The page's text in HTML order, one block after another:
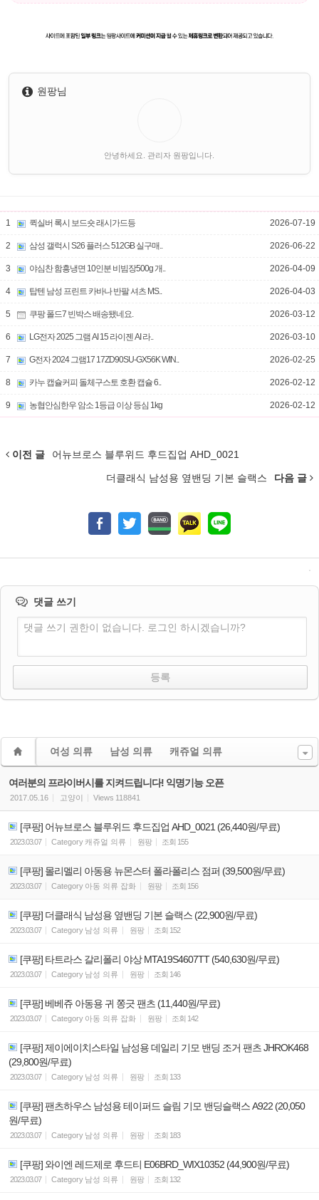
원팡님
안녕하세요. 관리자 원팡입니다.
1 퀵실버 록시 보드숏 래시가드등 2026-07-19
2 삼성 갤럭시 S26 플러스 512GB 실구매.. 2026-06-22
3 야심찬 함흥냉면 10인분 비빔장500g 개.. 2026-04-09
4 탑텐 남성 프린트 카바나 반팔 셔츠 MS.. 2026-04-03
5 쿠팡 폴드7 빈박스 배송됐네요. 2026-03-12
6 LG전자 2025 그램 AI 15 라이젠 AI 라.. 2026-03-10
7 G전자 2024 그램17 17ZD90SU-GX56K WIN.. 2026-02-25
8 카누 캡슐커피 돌체구스토 호환 캡슐 6.. 2026-02-12
9 농협안심한우 암소 1등급 이상 등심 1kg 2026-02-12
이전 글 어뉴브로스 블루위드 후드집업 AHD_0021
더클래식 남성용 옆밴딩 기본 슬랙스 다음 글
댓글 쓰기
댓글 쓰기 권한이 없습니다. 로그인 하시겠습니까?
여성 의류 남성 의류 캐쥬얼 의류
여러분의 프라이버시를 지켜드립니다! 익명기능 오픈
2017.05.16 고양이 Views 118841
[쿠팡] 어뉴브로스 블루위드 후드집업 AHD_0021 (26,440원/무료)
2023.03.07 Category 캐쥬얼 의류 원팡 조회 155
[쿠팡] 몰리멜리 아동용 뉴몬스터 폴라폴리스 점퍼 (39,500원/무료)
2023.03.07 Category 아동 의류 잡화 원팡 조회 156
[쿠팡] 더클래식 남성용 옆밴딩 기본 슬랙스 (22,900원/무료)
2023.03.07 Category 남성 의류 원팡 조회 152
[쿠팡] 타트라스 갈리폴리 야상 MTA19S4607TT (540,630원/무료)
2023.03.07 Category 남성 의류 원팡 조회 146
[쿠팡] 베베쥬 아동용 귀 쫑긋 팬츠 (11,440원/무료)
2023.03.07 Category 아동 의류 잡화 원팡 조회 142
[쿠팡] 제이에이치스타일 남성용 데일리 기모 밴딩 조거 팬츠 JHROK468
(29,800원/무료)
2023.03.07 Category 남성 의류 원팡 조회 133
[쿠팡] 팬츠하우스 남성용 테이퍼드 슬림 기모 밴딩슬랙스 A922 (20,050
원/무료)
2023.03.07 Category 남성 의류 원팡 조회 183
[쿠팡] 와이엔 레드제로 후드티 E06BRD_WIX10352 (44,900원/무료)
2023.03.07 Category 남성 의류 원팡 조회 132